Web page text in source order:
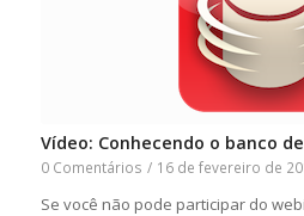
Vídeo: Conhecendo o banco
0 Comentários / 16 de fevereiro de
Se você não pode participar do